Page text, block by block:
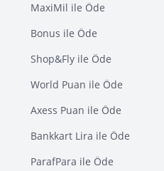
MaxiMil ile Öde
Bonus ile Öde
Shop&Fly ile Öde
World Puan ile Öde
Axess Puan ile Öde
Bankkart Lira ile Öde
ParafPara ile Öde